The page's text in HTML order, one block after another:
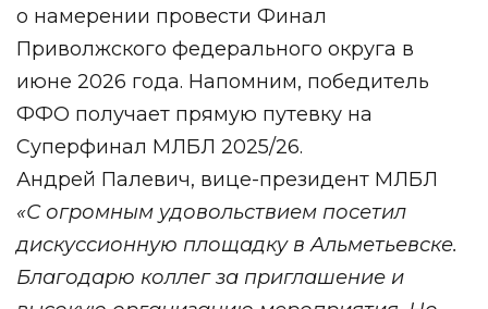
о намерении провести Финал
Приволжского федерального округа в
июне 2026 года. Напомним, победитель
ФФО получает прямую путевку на
Суперфинал МЛБЛ 2025/26.
Андрей Палевич, вице-президент МЛБЛ
«С огромным удовольствием посетил
дискуссионную площадку в Альметьевске.
Благодарю коллег за приглашение и